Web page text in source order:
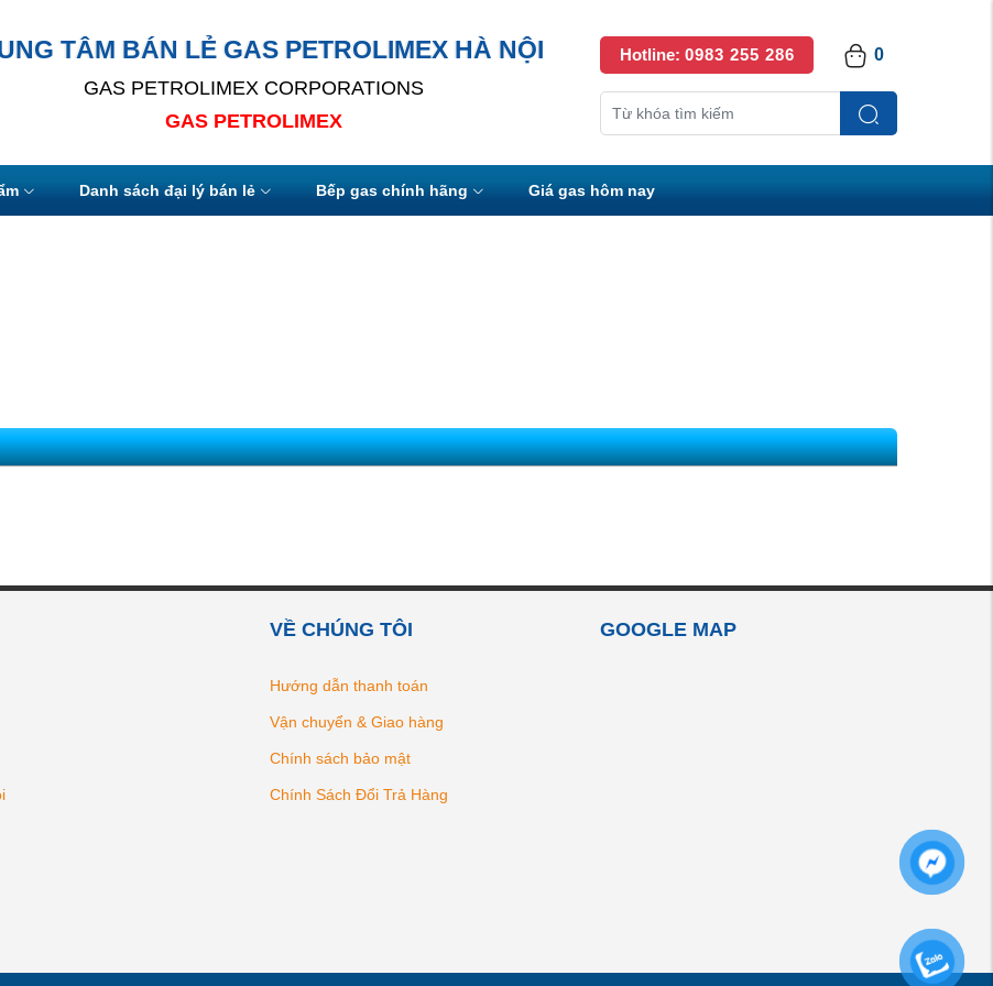
TÂM BÁN LẺ GAS PETROLIMEX HÀ NỘI
GAS PETROLIMEX CORPORATIONS
GAS PETROLIMEX
Hotline: 0983 255 286 0
Danh sách đại lý bán lẻ Bếp gas chính hãng Giá gas hôm nay
VỀ CHÚNG TÔI
Hướng dẫn thanh toán
Vận chuyển & Giao hàng
Chính sách bảo mật
Chính Sách Đổi Trả Hàng
GOOGLE MAP